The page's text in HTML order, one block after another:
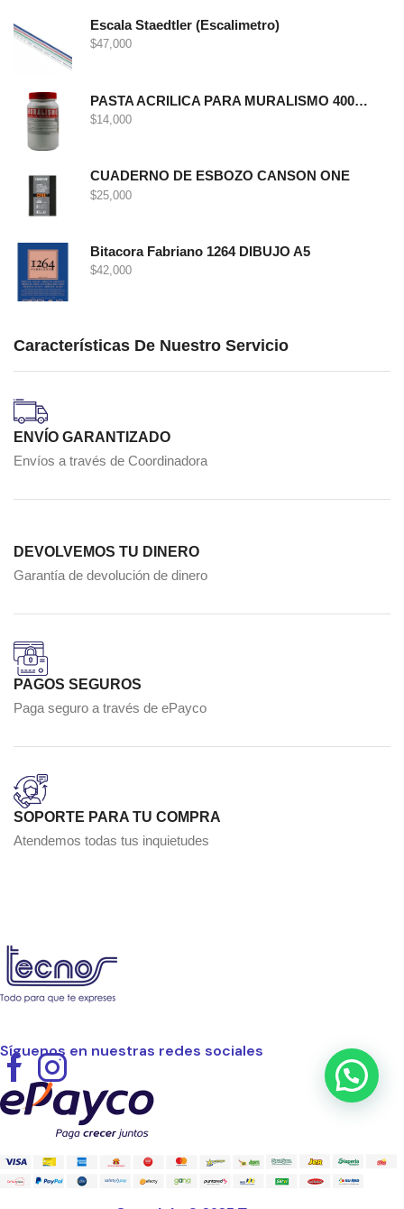
Escala Staedtler (Escalimetro)
$47,000
PASTA ACRILICA PARA MURALISMO 400 GRS
$14,000
CUADERNO DE ESBOZO CANSON ONE
$25,000
Bitacora Fabriano 1264 DIBUJO A5
$42,000
Características De Nuestro Servicio
ENVÍO GARANTIZADO
Envíos a través de Coordinadora
DEVOLVEMOS TU DINERO
Garantía de devolución de dinero
PAGOS SEGUROS
Paga seguro a través de ePayco
SOPORTE PARA TU COMPRA
Atendemos todas tus inquietudes
Síguenos en nuestras redes sociales
Facebook
Instagram